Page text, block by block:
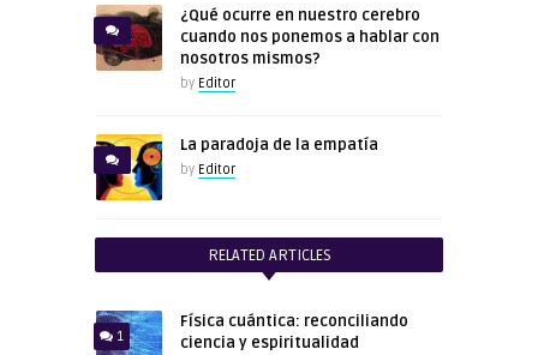
¿Qué ocurre en nuestro cerebro
cuando nos ponemos a hablar con
nosotros mismos?
by Editor
La paradoja de la empatía
by Editor
RELATED ARTICLES
1
Física cuántica: reconciliando
ciencia y espiritualidad